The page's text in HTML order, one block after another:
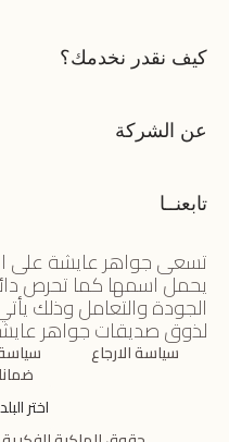
كيف نقدر نخدمك؟
عن الشركة
تابعنــا
تسعى جواهر عايشة على
يحمل اسمها كما تحرص
الجودة والتعامل وذلك
لذوق صديقات جواهر
سياسة الارجاع
اختر البلد